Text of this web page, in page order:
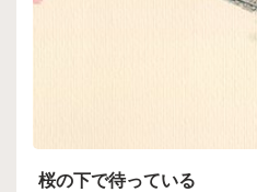
桜の下で待っている